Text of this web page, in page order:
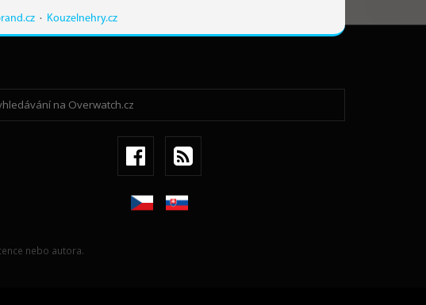
· Kouzelnehry.cz
nebo autora.